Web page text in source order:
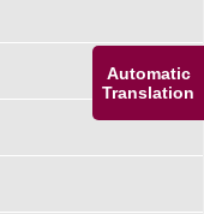
Automatic
Translation